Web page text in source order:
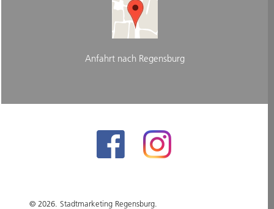
Anfahrt nach Regensburg
© 2026. Stadtmarketing Regensburg.